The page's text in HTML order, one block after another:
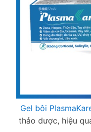
Gel bôi
thảo dược, hiệu